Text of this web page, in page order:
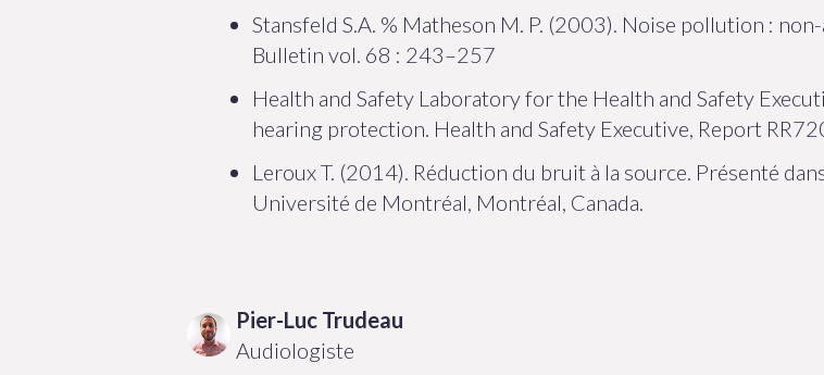
Stansfeld S.A. % Matheson M. P. (2003). Noise pollution :
Bulletin vol. 68 : 243–257
Health and Safety Laboratory for the Health and Safety
hearing protection. Health and Safety Executive, Report
Leroux T. (2014). Réduction du bruit à la source. Présenté
Université de Montréal, Montréal, Canada.
Pier-Luc Trudeau
Audiologiste